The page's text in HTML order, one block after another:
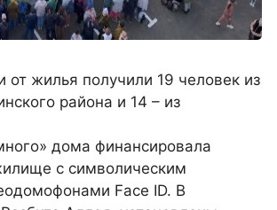
жилья получили 19 человек из
района и 14 – из
дома финансировала
с символическим
Face ID. В